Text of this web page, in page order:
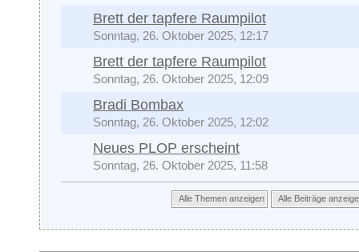
Brett der tapfere Raumpilot
Sonntag, 26. Oktober 2025, 12:17
Brett der tapfere Raumpilot
Sonntag, 26. Oktober 2025, 12:09
Bradi Bombax
Sonntag, 26. Oktober 2025, 12:02
Neues PLOP erscheint
Sonntag, 26. Oktober 2025, 11:58
Alle Beiträge
Alle Themen anzeigen